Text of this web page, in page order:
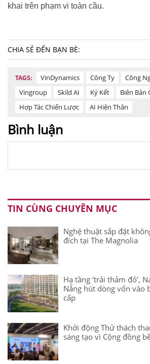
khai trên phạm vi toàn cầu.
CHIA SẺ ĐẾN BẠN BÈ:
TAGS: VinDynamics Công Ty
Công
Vingroup
Skild AI Ký Kết
Biên Bản
Hợp Tác Chiến Lược
AI Hiện Thân
Bình luận
TIN CÙNG CHUYÊN MỤC
Nghệ thuật sắp đặt
đích tại The Magnolia
Hạ tầng ‘trải thảm đỏ’,
Nẵng hút dòng vốn vào
cấp
Khởi động Thử thách
sáng tạo vì Cộng đồng